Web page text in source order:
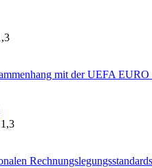
mit der UEFA EURO